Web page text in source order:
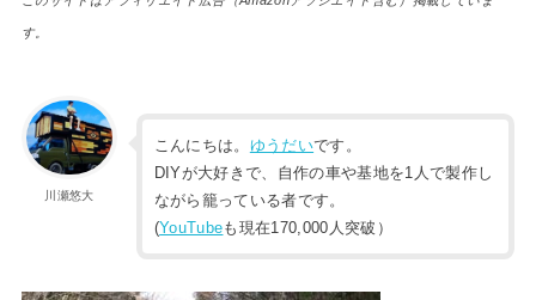
す。
川瀬悠大
こんにちは。 ゆうだいです。
DIYが大好きで、自作の車や基地を1人で製作し
ながら籠っている者です。
(YouTubeも現在170,000人突破）